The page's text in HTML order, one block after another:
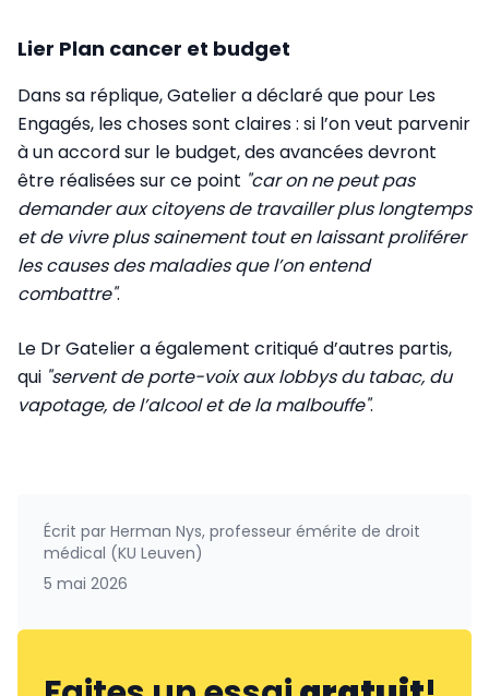
Lier Plan cancer et budget
Dans sa réplique, Gatelier a déclaré que pour Les
Engagés, les choses sont claires : si l’on veut parvenir
à un accord sur le budget, des avancées devront
être réalisées sur ce point "car on ne peut pas
demander aux citoyens de travailler plus longtemps
et de vivre plus sainement tout en laissant proliférer
les causes des maladies que l’on entend
combattre".
Le Dr Gatelier a également critiqué d’autres partis,
qui "servent de porte-voix aux lobbys du tabac, du
vapotage, de l’alcool et de la malbouffe".
Écrit par Herman Nys, professeur émérite de droit
médical (KU Leuven)
5 mai 2026